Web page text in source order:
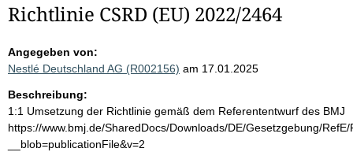
Richtlinie CSRD (EU) 2022/2464
Angegeben von:
Nestlé Deutschland AG (R002156) am 17.01.2025
Beschreibung:
1:1 Umsetzung der Richtlinie gemäß dem Referententwurf des BMJ
https://www.bmj.de/SharedDocs/Downloads/DE/Gesetzgebung/
__blob=publicationFile&v=2